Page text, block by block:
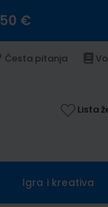
€
Česta pitanja
Lista
Igra i kreativa